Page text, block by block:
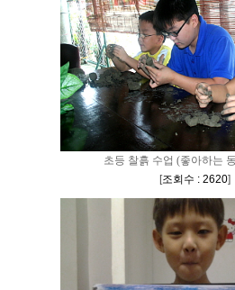
초등 찰흙 수업 (좋아하는
[조회수 : 2620]